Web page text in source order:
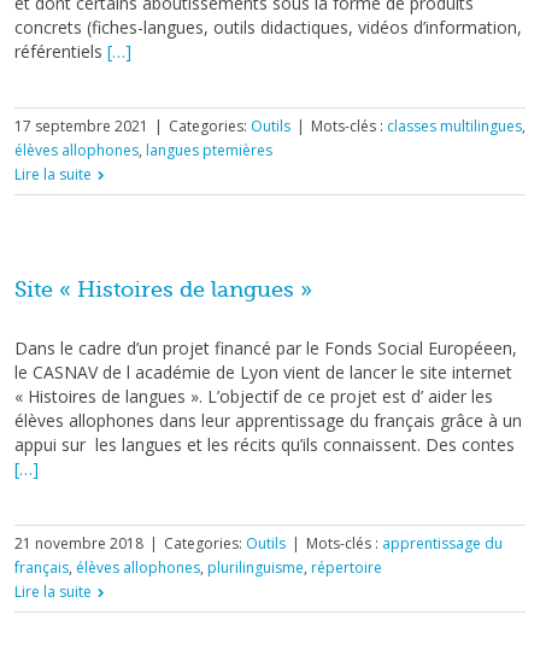
concrets (fiches-langues, outils didactiques, vidéos d’information,
référentiels […]
17 septembre 2021 | Categories: Outils | Mots-clés : classes multilingues,
élèves allophones, langues ptemières
Lire la suite
Site « Histoires de langues »
Dans le cadre d’un projet financé par le Fonds Social Européeen,
le CASNAV de l académie de Lyon vient de lancer le site internet
« Histoires de langues ». L’objectif de ce projet est d’ aider les
élèves allophones dans leur apprentissage du français grâce à un
appui sur les langues et les récits qu’ils connaissent. Des contes
[…]
21 novembre 2018 | Categories: Outils | Mots-clés : apprentissage du
français, élèves allophones, plurilinguisme, répertoire
Lire la suite